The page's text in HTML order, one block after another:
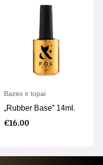
Bazės ir topai
„Rubber Base” 14ml.
€16.00